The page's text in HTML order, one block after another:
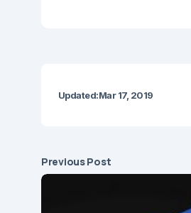
Updated:Mar 17, 2019
Previous Post